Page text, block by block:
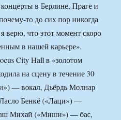
в Берлине, Праге и
то до сих пор никогда
верю, что этот момент скоро
в нашей карьере».
City Hall в «золотом
на сцену в течение 30
— вокал, Дьёрдь Молнар
Бенкё («Лаци») —
Михай («Миши») — бас,